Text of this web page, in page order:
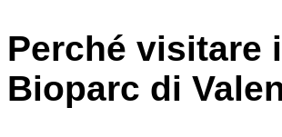
Perché visitare
Bioparc di